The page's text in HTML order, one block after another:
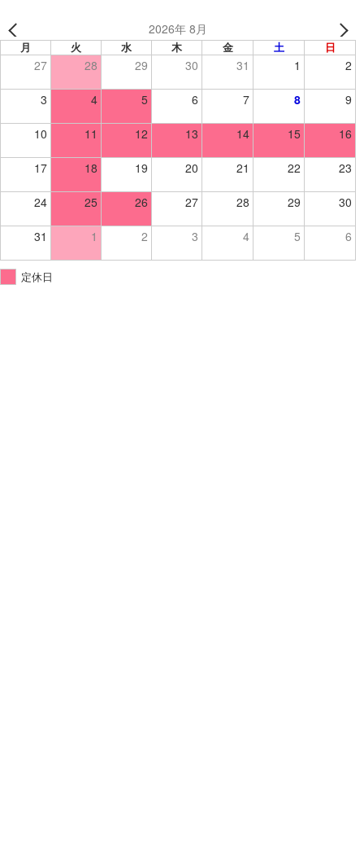
2026年 8月
月 火 水 木 金 土 日
27 28 29 30 31 1 2
3 4 5 6 7 8 9
10 11 12 13 14 15 16
17 18 19 20 21 22 23
24 25 26 27 28 29 30
31 1 2 3 4 5 6
定休日